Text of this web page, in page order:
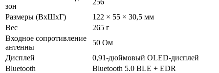
зон
Размеры (ВхШхГ)
122 × 55 × 30,5 мм
Вес
265 г
Входное сопротивление
антенны
50 Ом
Дисплей
0,91-дюймовый OLED-дисплей
Bluetooth
Bluetooth 5.0 BLE + EDR